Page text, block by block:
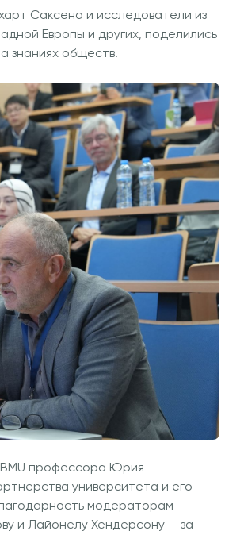
Саксена и исследователи из
Европы и других, поделились
знаниях обществ.
профессора Юрия
университета и его
модераторам —
и Лайонелу Хендерсону — за